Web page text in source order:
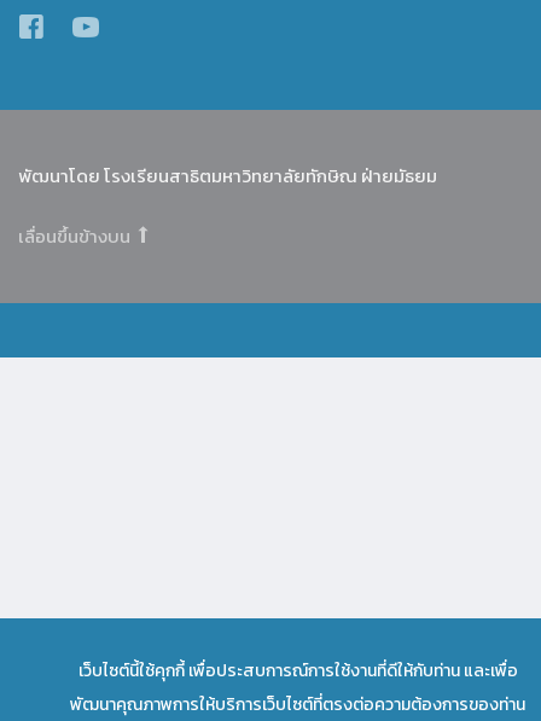
พัฒนาโดย โรงเรียนสาธิตมหาวิทยาลัยทักษิณ ฝ่ายมัธยม
เลื่อนขึ้นข้างบน
เว็บไซต์นี้ใช้คุกกี้ เพื่อประสบการณ์การใช้งานที่ดีให้กับท่าน และเพื่อ
พัฒนาคุณภาพการให้บริการเว็บไซต์ที่ตรงต่อความต้องการของท่าน